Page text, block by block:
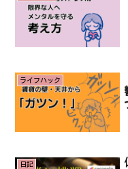
ライフハック
日記